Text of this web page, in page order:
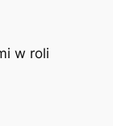
w roli